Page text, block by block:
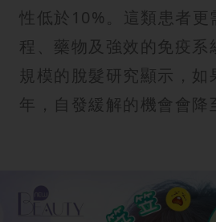
性低於10%。這類患者更
程、藥物及強效的免疫
規模的脫髮研究顯示，如
年，自發緩解的機會會降